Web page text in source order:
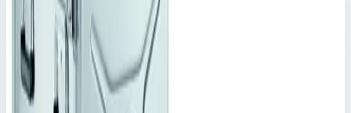
Основные параметры
Масса
10 кг
Производитель
Артикул